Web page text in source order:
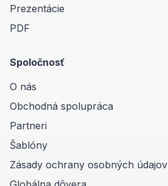
Prezentácie
PDF
Spoločnosť
O nás
Obchodná spolupráca
Partneri
Šablóny
Zásady ochrany osobných údajov